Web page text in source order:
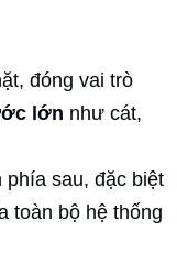
đóng vai trò
lớn như cát,
sau, đặc biệt
toàn bộ hệ thống